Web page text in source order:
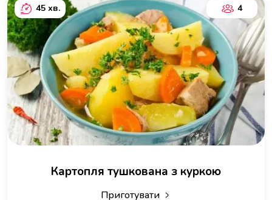
45 хв. 4
Картопля тушкована з куркою
Приготувати